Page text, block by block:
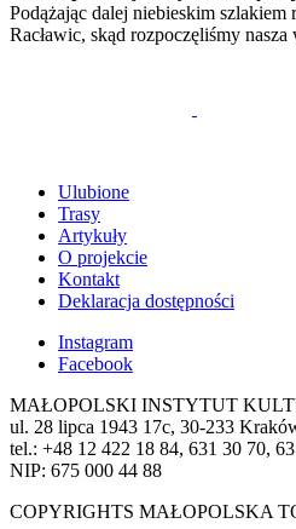
Podążając dalej niebieskim
Racławic, skąd rozpoczęliśmy nasza
Ulubione
Trasy
Artykuły
O projekcie
Kontakt
Deklaracja dostępności
Instagram
Facebook
MAŁOPOLSKI INSTYTUT
ul. 28 lipca 1943 17c, 30-233
tel.: +48 12 422 18 84, 631 30 70,
NIP: 675 000 44 88
COPYRIGHTS MAŁOPOLSKA